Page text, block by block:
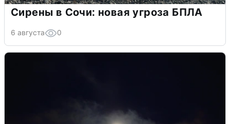
Сирены в Сочи: новая угроза БПЛА
6 августа 0